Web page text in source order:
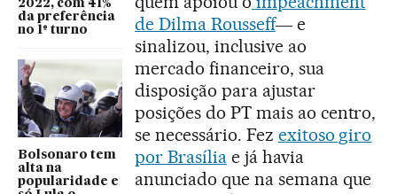
2022, com 41%
da preferência
no 1º turno
Bolsonaro tem
alta na
popularidade e
de Dilma Rousseff― e
sinalizou, inclusive ao
mercado financeiro, sua
disposição para ajustar
posições do PT mais ao centro,
se necessário. Fez exitoso giro
por Brasíliae já havia
anunciado que na semana que